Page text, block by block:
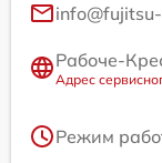
Рабоче-
Адрес
Режим